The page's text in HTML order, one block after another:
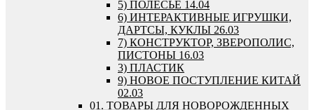
5) ПОЛЕСЬЕ 14.04
6) ИНТЕРАКТИВНЫЕ ИГРУШКИ,
ДАРТСЫ, КУКЛЫ 26.03
7) КОНСТРУКТОР, ЗВЕРОПОЛИС,
ПИСТОНЫ 16.03
3) ПЛАСТИК
9) НОВОЕ ПОСТУПЛЕНИЕ КИТАЙ
02.03
01. ТОВАРЫ ДЛЯ НОВОРОЖДЕННЫХ